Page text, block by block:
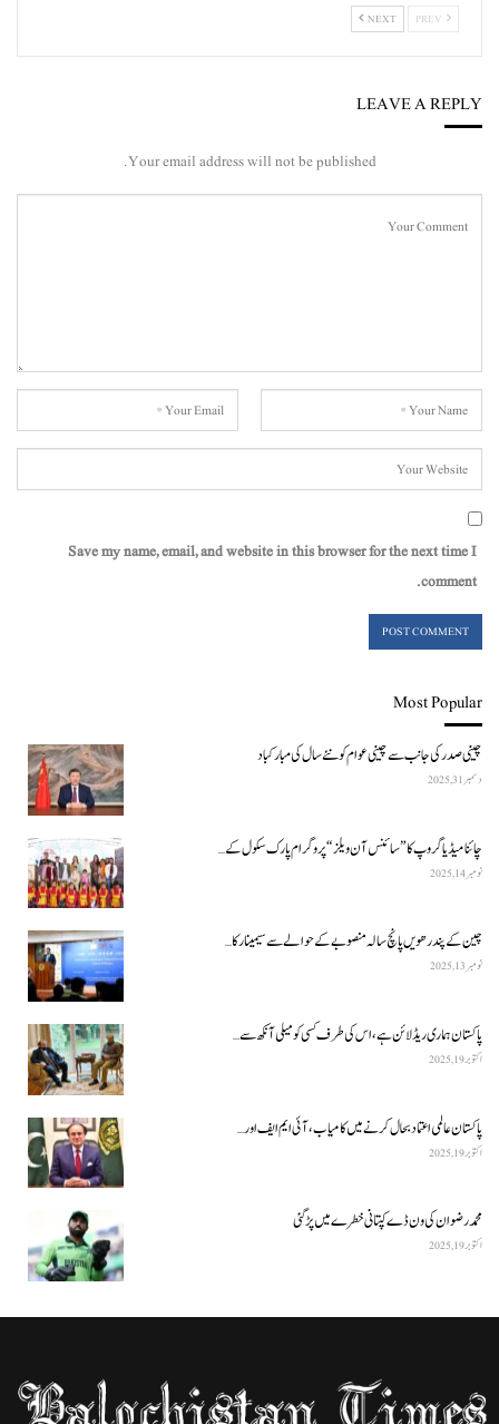
NEXT
LEAVE A REPLY
Your email address will not be published.
Save my name, email, and website in this browser for the next time I
comment.
Most Popular
چینی صدر کی جانب سے چینی عوام کو نئے سال کی مبارکباد
دسمبر 31, 2025
چائنا میڈیا گروپ کا ”سائنس آن ویلز“ پروگرام پارک سکول کے…
نومبر 14, 2025
چین کے پندرھویں پانچ سالہ منصوبے کے حوالے سے سیمینار کا…
نومبر 13, 2025
پاکستان ہماری ریڈ لائن ہے، اس کی طرف کسی کو میلی آنکھ سے…
اکتوبر 19, 2025
پاکستان عالمی اعتماد بحال کرنے میں کامیاب، آئی ایم ایف اور…
اکتوبر 19, 2025
محمد رضوان کی ون ڈے کپتانی خطرے میں پڑ گئی
اکتوبر 19, 2025